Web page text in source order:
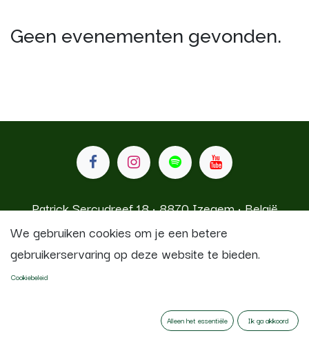
Geen evenementen gevonden.
Patrick Sercudreef 18 • 8870 Izegem • België
commerce
We gebruiken cookies om je een betere
gebruikerservaring op deze website te bieden.
Cookiebeleid
Alleen het essentiële Ik ga akkoord